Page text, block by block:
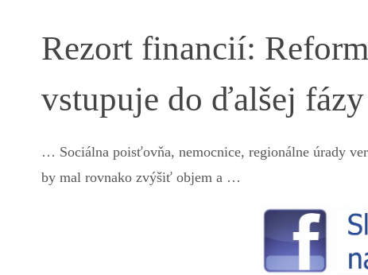
Rezort financií:
vstupuje do ďalšej
… Sociálna poisťovňa, nemocnice, regionálne úrady
by mal rovnako zvýšiť objem a …